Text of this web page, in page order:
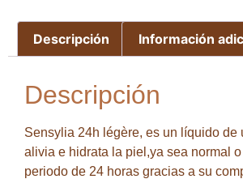
Descripción Información
Descripción
Sensylia 24h légère, es un líquido de
alivia e hidrata la piel,ya sea normal
periodo de 24 horas gracias a su